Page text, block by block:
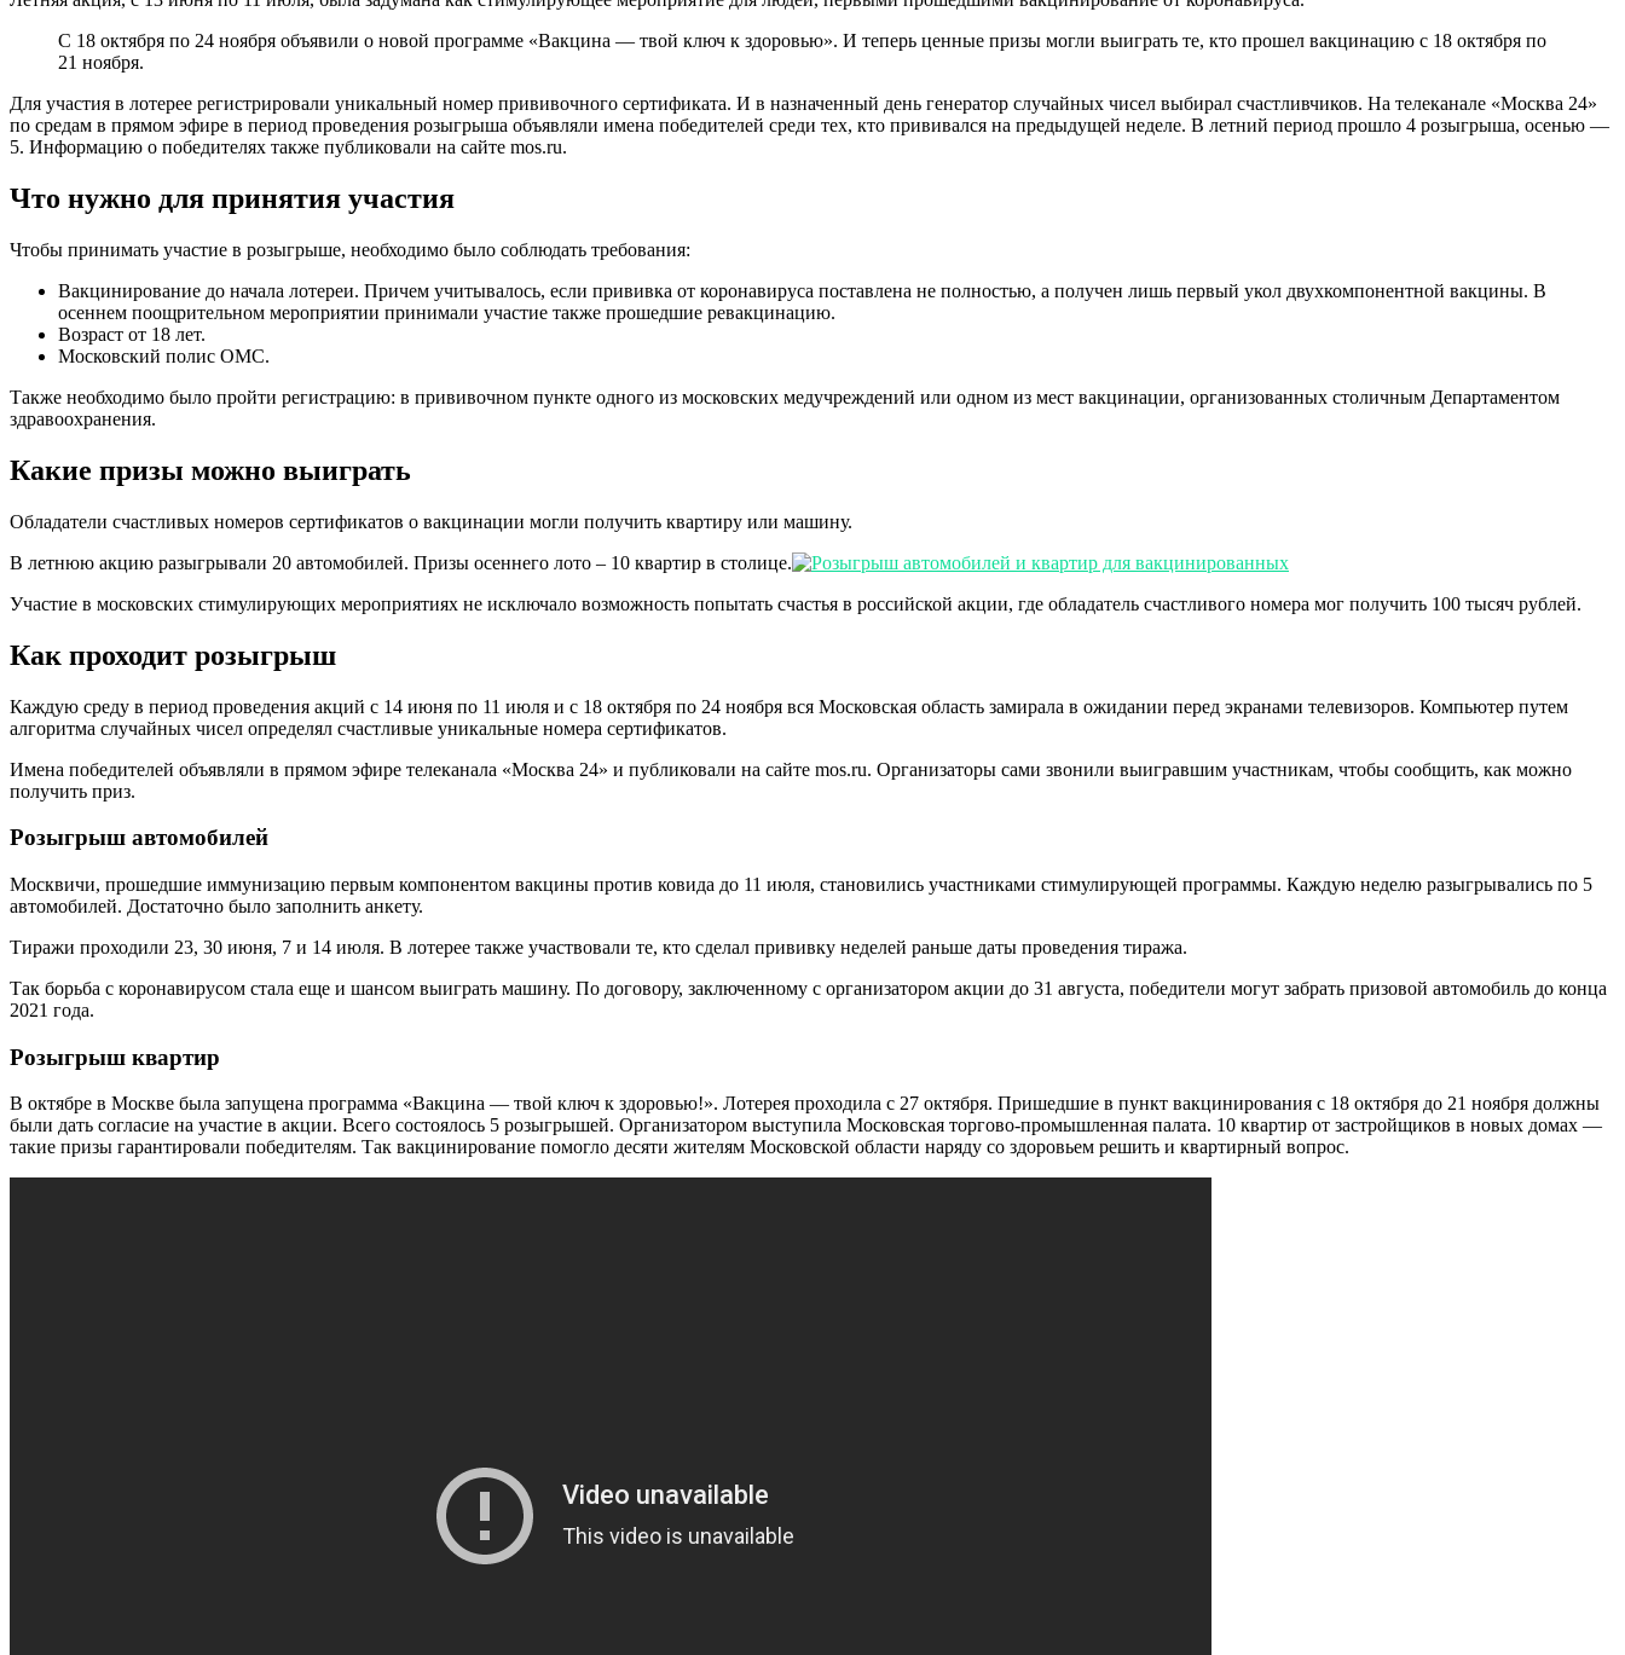
С 18 октября по 24 ноября объявили о новой программе «Вакцина — твой ключ к здоровью». И теперь ценные призы могли выиграть те, кто прошел вакцинацию с 18 октября по
21 ноября.
Для участия в лотерее регистрировали уникальный номер прививочного сертификата. И в назначенный день генератор случайных чисел выбирал счастливчиков. На телеканале «Москва 24»
по средам в прямом эфире в период проведения розыгрыша объявляли имена победителей среди тех, кто прививался на предыдущей неделе. В летний период прошло 4 розыгрыша, осенью —
5. Информацию о победителях также публиковали на сайте mos.ru.
Что нужно для принятия участия
Чтобы принимать участие в розыгрыше, необходимо было соблюдать требования:
Вакцинирование до начала лотереи. Причем учитывалось, если прививка от коронавируса поставлена не полностью, а получен лишь первый укол двухкомпонентной вакцины. В
осеннем поощрительном мероприятии принимали участие также прошедшие ревакцинацию.
Возраст от 18 лет.
Московский полис ОМС.
Также необходимо было пройти регистрацию: в прививочном пункте одного из московских медучреждений или одном из мест вакцинации, организованных столичным Департаментом
здравоохранения.
Какие призы можно выиграть
Обладатели счастливых номеров сертификатов о вакцинации могли получить квартиру или машину.
В летнюю акцию разыгрывали 20 автомобилей. Призы осеннего лото – 10 квартир в столице.
Участие в московских стимулирующих мероприятиях не исключало возможность попытать счастья в российской акции, где обладатель счастливого номера мог получить 100 тысяч рублей.
Как проходит розыгрыш
Каждую среду в период проведения акций с 14 июня по 11 июля и с 18 октября по 24 ноября вся Московская область замирала в ожидании перед экранами телевизоров. Компьютер путем
алгоритма случайных чисел определял счастливые уникальные номера сертификатов.
Имена победителей объявляли в прямом эфире телеканала «Москва 24» и публиковали на сайте mos.ru. Организаторы сами звонили выигравшим участникам, чтобы сообщить, как можно
получить приз.
Розыгрыш автомобилей
Москвичи, прошедшие иммунизацию первым компонентом вакцины против ковида до 11 июля, становились участниками стимулирующей программы. Каждую неделю разыгрывались по 5
автомобилей. Достаточно было заполнить анкету.
Тиражи проходили 23, 30 июня, 7 и 14 июля. В лотерее также участвовали те, кто сделал прививку неделей раньше даты проведения тиража.
Так борьба с коронавирусом стала еще и шансом выиграть машину. По договору, заключенному с организатором акции до 31 августа, победители могут забрать призовой автомобиль до конца
2021 года.
Розыгрыш квартир
В октябре в Москве была запущена программа «Вакцина — твой ключ к здоровью!». Лотерея проходила с 27 октября. Пришедшие в пункт вакцинирования с 18 октября до 21 ноября должны
были дать согласие на участие в акции. Всего состоялось 5 розыгрышей. Организатором выступила Московская торгово-промышленная палата. 10 квартир от застройщиков в новых домах —
такие призы гарантировали победителям. Так вакцинирование помогло десяти жителям Московской области наряду со здоровьем решить и квартирный вопрос.